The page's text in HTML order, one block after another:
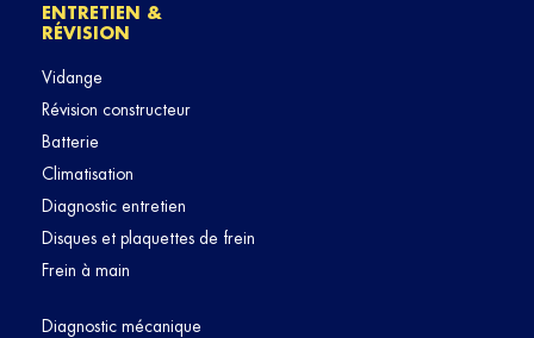
ENTRETIEN &
RÉVISION
Vidange
Révision constructeur
Batterie
Climatisation
Diagnostic entretien
Disques et plaquettes de frein
Frein à main
Diagnostic mécanique